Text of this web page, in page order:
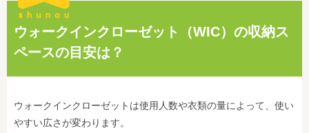
ウォークインクローゼット（WIC）の収納ス
ペースの目安は？
ウォークインクローゼットは使用人数や衣類の量によって、使い
やすい広さが変わります。